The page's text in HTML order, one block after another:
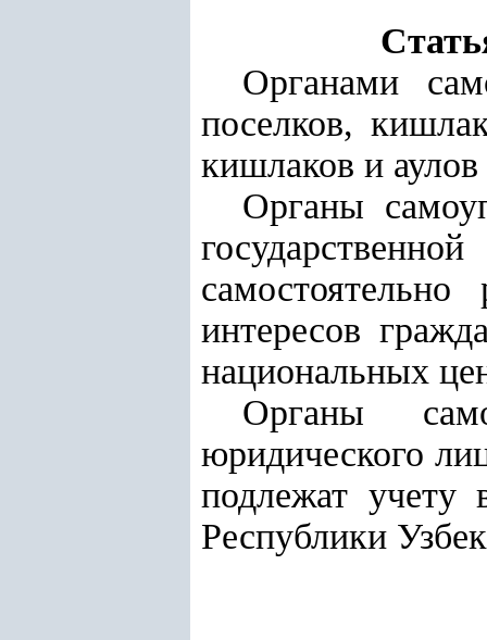
Органами
поселков,
кишлаков и
Органы
интересов
национальных
Органы
юридического
подлежат учету
Республики